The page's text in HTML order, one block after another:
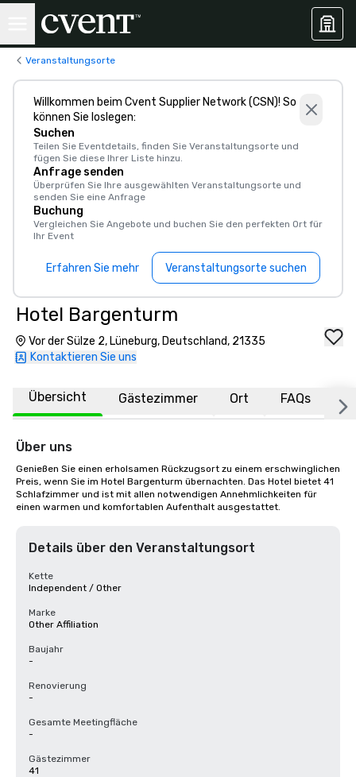
Veranstaltungsorte
Willkommen beim Cvent Supplier Network (CSN)! So
können Sie loslegen:
Suchen
Teilen Sie Eventdetails, finden Sie Veranstaltungsorte und
fügen Sie diese Ihrer Liste hinzu.
Anfrage senden
Überprüfen Sie Ihre ausgewählten Veranstaltungsorte und
senden Sie eine Anfrage
Buchung
Vergleichen Sie Angebote und buchen Sie den perfekten Ort für
Ihr Event
Erfahren Sie mehr Veranstaltungsorte suchen
Hotel Bargenturm
Vor der Sülze 2, Lüneburg, Deutschland, 21335
Kontaktieren Sie uns
Übersicht Gästezimmer Ort FAQs
Über uns
Genießen Sie einen erholsamen Rückzugsort zu einem erschwinglichen
Preis, wenn Sie im Hotel Bargenturm übernachten. Das Hotel bietet 41
Schlafzimmer und ist mit allen notwendigen Annehmlichkeiten für
einen warmen und komfortablen Aufenthalt ausgestattet.
Details über den Veranstaltungsort
Kette
Independent / Other
Marke
Other Affiliation
Baujahr
-
Renovierung
-
Gesamte Meetingfläche
-
Gästezimmer
41